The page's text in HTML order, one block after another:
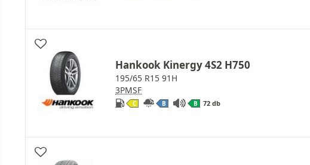
Hankook Kinergy 4S2 H750
195/65 R15 91H
3PMSF
C B B 72 db